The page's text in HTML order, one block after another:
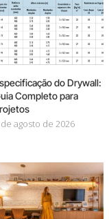
do Drywall:
Completo para
agosto de 2026